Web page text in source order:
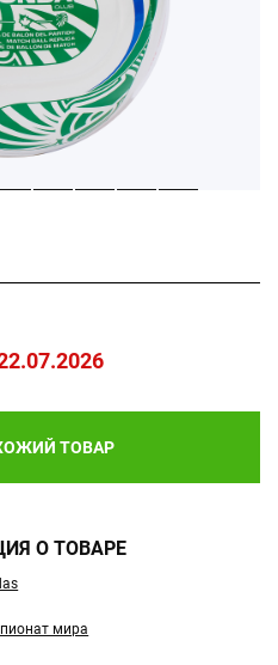
ТОВАР
О ТОВАРЕ
мира